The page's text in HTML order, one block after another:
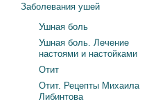
Заболевания ушей
Ушная боль
Ушная боль. Лечение
настоями и настойками
Отит
Отит. Рецепты Михаила
Либинтова